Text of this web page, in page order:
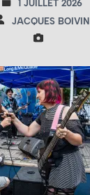
1 JUILLET 2026
JACQUES BOIVIN